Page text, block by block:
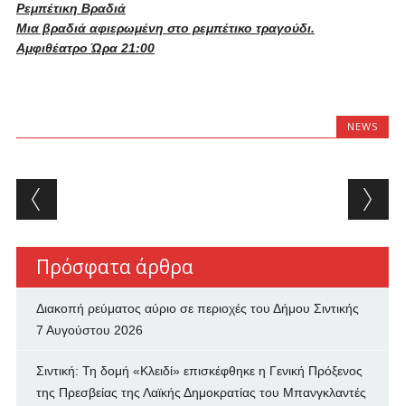
Ρεμπέτικη Βραδιά
Μια βραδιά αφιερωμένη στο ρεμπέτικο τραγούδι.
Αμφιθέατρο Ώρα 21:00
NEWS
Post navigation
Πρόσφατα άρθρα
Διακοπή ρεύματος αύριο σε περιοχές του Δήμου Σιντικής
7 Αυγούστου 2026
Σιντική: Τη δομή «Κλειδί» επισκέφθηκε η Γενική Πρόξενος
της Πρεσβείας της Λαϊκής Δημοκρατίας του Μπανγκλαντές